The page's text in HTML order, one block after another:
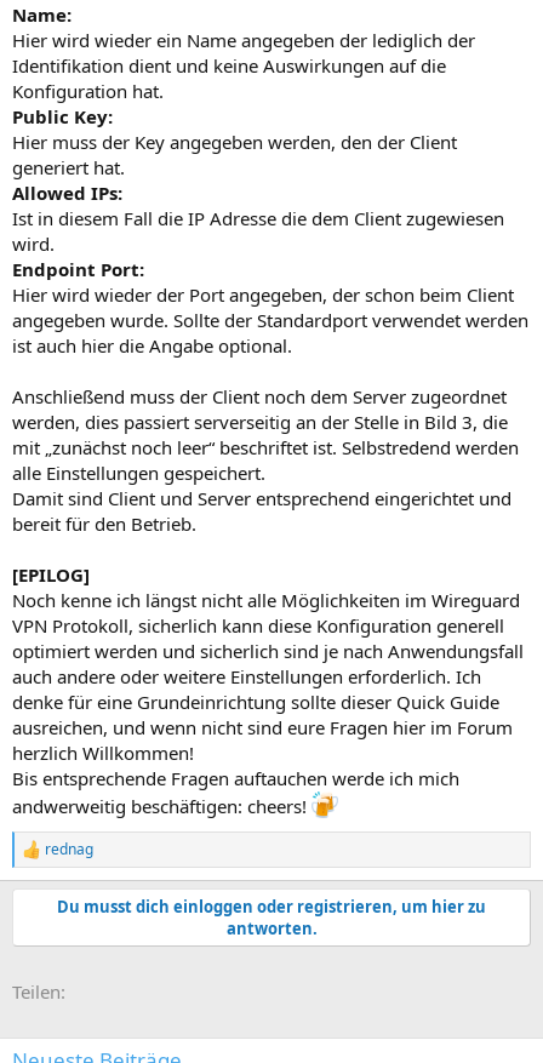
Name:
Hier wird wieder ein Name angegeben der lediglich der
Identifikation dient und keine Auswirkungen auf die
Konfiguration hat.
Public Key:
Hier muss der Key angegeben werden, den der Client
generiert hat.
Allowed IPs:
Ist in diesem Fall die IP Adresse die dem Client zugewiesen
wird.
Endpoint Port:
Hier wird wieder der Port angegeben, der schon beim Client
angegeben wurde. Sollte der Standardport verwendet werden
ist auch hier die Angabe optional.
Anschließend muss der Client noch dem Server zugeordnet
werden, dies passiert serverseitig an der Stelle in Bild 3, die
mit „zunächst noch leer“ beschriftet ist. Selbstredend werden
alle Einstellungen gespeichert.
Damit sind Client und Server entsprechend eingerichtet und
bereit für den Betrieb.
[EPILOG]
Noch kenne ich längst nicht alle Möglichkeiten im Wireguard
VPN Protokoll, sicherlich kann diese Konfiguration generell
optimiert werden und sicherlich sind je nach Anwendungsfall
auch andere oder weitere Einstellungen erforderlich. Ich
denke für eine Grundeinrichtung sollte dieser Quick Guide
ausreichen, und wenn nicht sind eure Fragen hier im Forum
herzlich Willkommen!
Bis entsprechende Fragen auftauchen werde ich mich
andwerweitig beschäftigen: cheers!
R
e
a
i
n
:
rednag
Du musst dich einloggen oder registrieren, um hier zu
antworten.
Teilen: